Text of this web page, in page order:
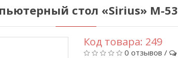
стол «Sirius» M-53
Код товара: 249
0 отзывов /